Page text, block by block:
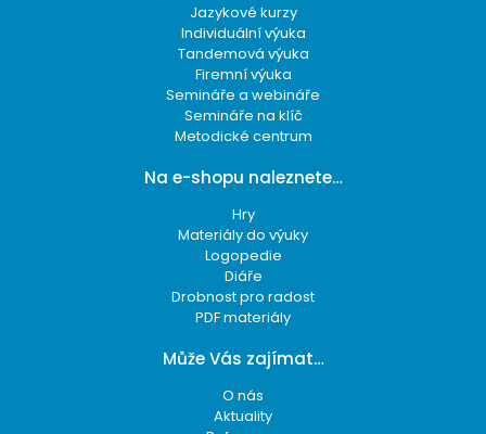
Jazykové kurzy
Individuální výuka
Tandemová výuka
Firemní výuka
Semináře a webináře
Semináře na klíč
Metodické centrum
Na e-shopu naleznete…
Hry
Materiály do výuky
Logopedie
Diáře
Drobnost pro radost
PDF materiály
Může Vás zajímat…
O nás
Aktuality